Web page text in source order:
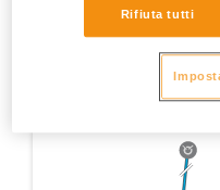
Rifiuta tutti